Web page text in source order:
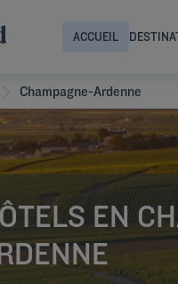
ACCUEIL
Champagne-Ardenne
EN